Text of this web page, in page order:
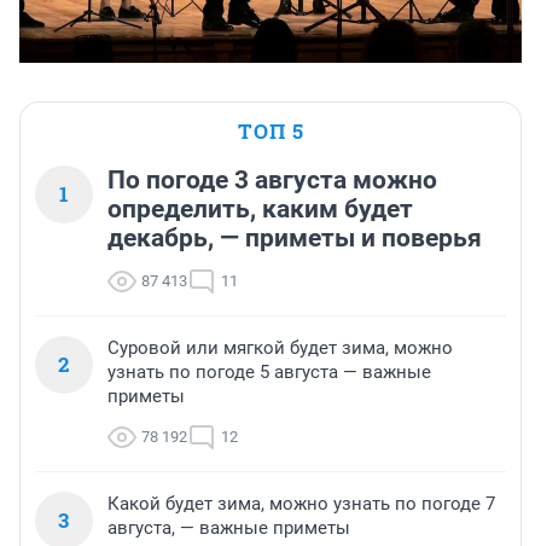
ТОП 5
1
По погоде 3 августа можно
определить, каким будет
декабрь, — приметы и поверья
87 413 11
2
Суровой или мягкой будет зима, можно
узнать по погоде 5 августа — важные
приметы
78 192 12
3
Какой будет зима, можно узнать по погоде 7
августа, — важные приметы